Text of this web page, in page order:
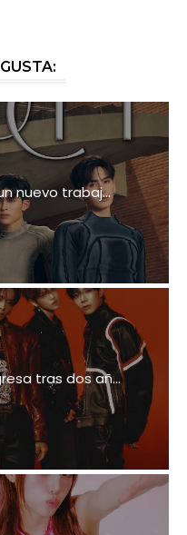
nuevo trabaj...
tras dos añ...